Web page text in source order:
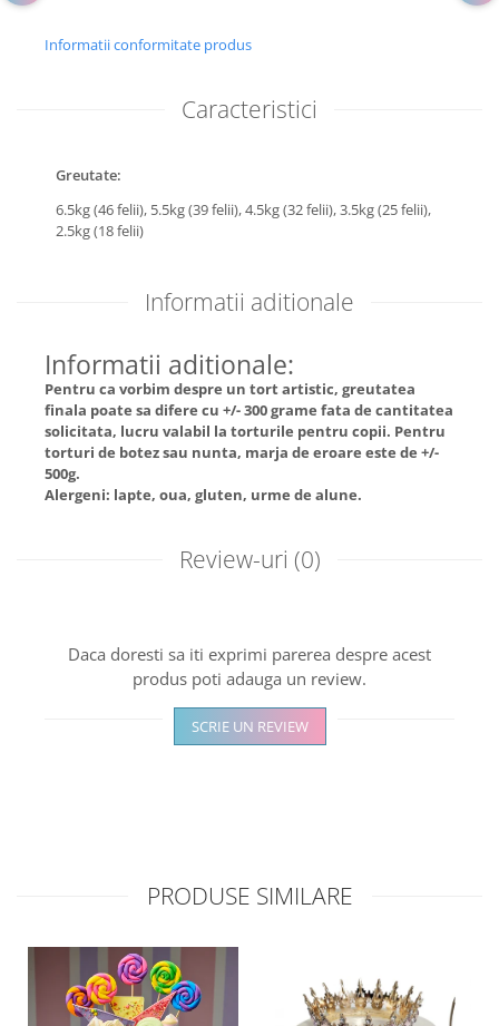
Informatii conformitate produs
Caracteristici
Greutate:
6.5kg (46 felii), 5.5kg (39 felii),4.5kg (32 felii),3.5kg (25 felii),
2.5kg (18 felii)
Informatii aditionale
Informatii aditionale:
Pentru ca vorbim despre un tort artistic, greutatea
finala poate sa difere cu +/- 300 grame fata de cantitatea
solicitata, lucru valabil la torturile pentru copii. Pentru
torturi de botez sau nunta, marja de eroare este de +/-
500g.
Alergeni: lapte, oua, gluten, urme de alune.
Review-uri (0)
Daca doresti sa iti exprimi parerea despre acest
produs poti adauga un review.
SCRIE UN REVIEW
PRODUSE SIMILARE